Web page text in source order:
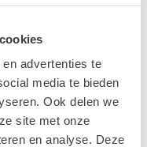
advertenties te
media te bieden
Ook delen we
site met onze
en analyse. Deze